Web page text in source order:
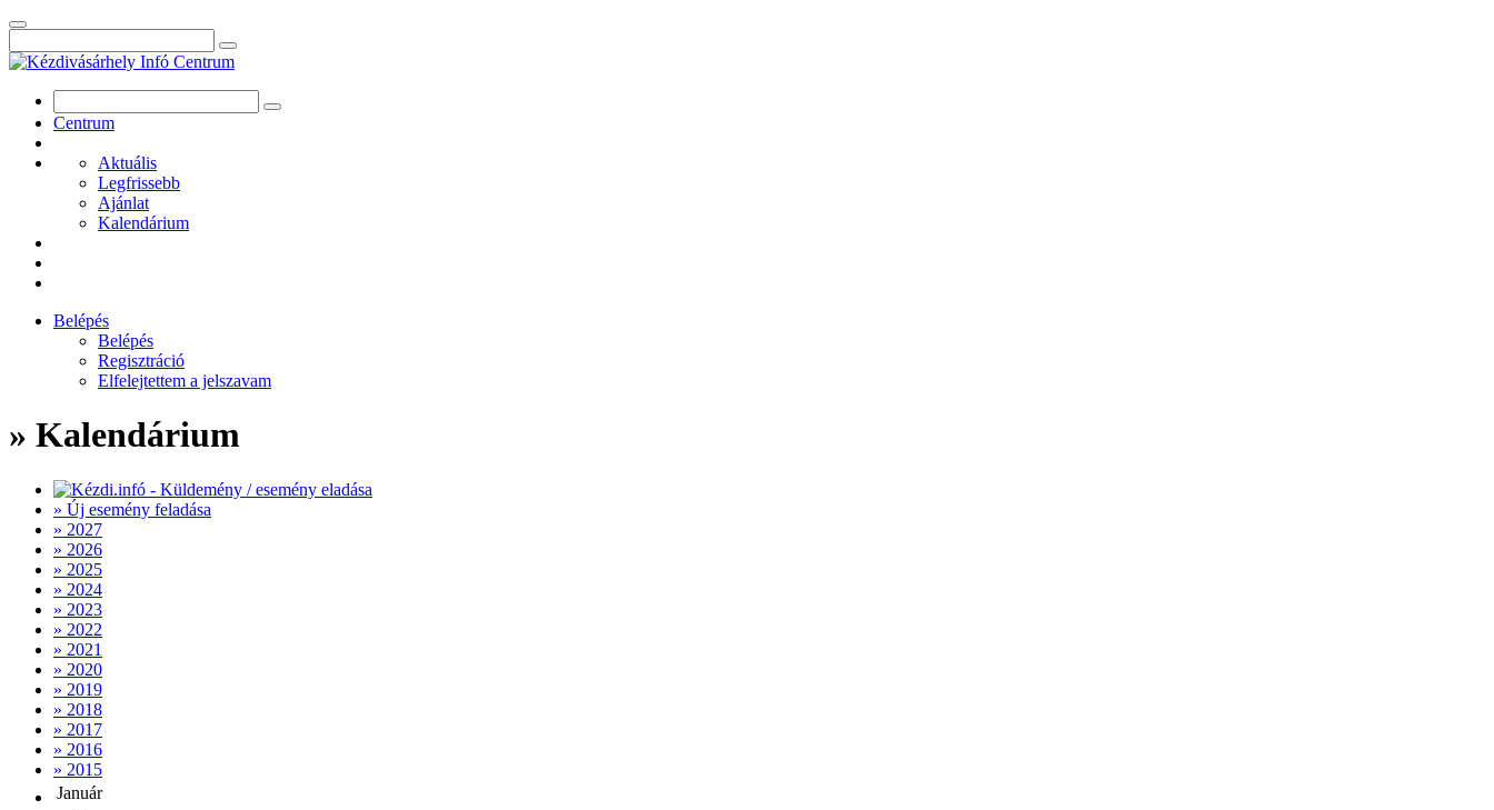
Centrum
Aktuális
Legfrissebb
Ajánlat
Kalendárium
Belépés
Belépés
Regisztráció
Elfelejtettem a jelszavam
» Kalendárium
» Új esemény feladása
» 2027
» 2026
» 2025
» 2024
» 2023
» 2022
» 2021
» 2020
» 2019
» 2018
» 2017
» 2016
» 2015
Január